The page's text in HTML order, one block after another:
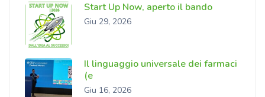
Start Up Now, aperto il bando
Giu 29, 2026
Il linguaggio universale dei farmaci
(e
Giu 16, 2026